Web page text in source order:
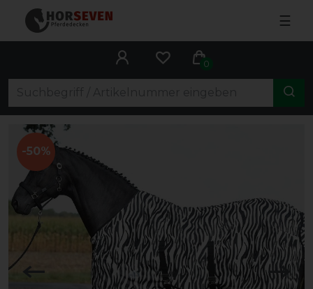
☰
0
-50%